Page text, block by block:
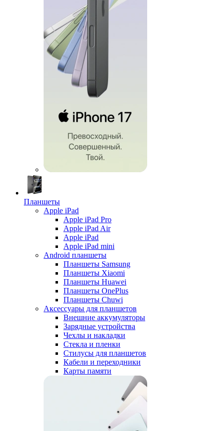
Планшеты
Apple iPad
Apple iPad Pro
Apple iPad Air
Apple iPad
Apple iPad mini
Android планшеты
Планшеты Samsung
Планшеты Xiaomi
Планшеты Huawei
Планшеты OnePlus
Планшеты Chuwi
Аксессуары для планшетов
Внешние аккумуляторы
Зарядные устройства
Чехлы и накладки
Стекла и пленки
Стилусы для планшетов
Кабели и переходники
Карты памяти